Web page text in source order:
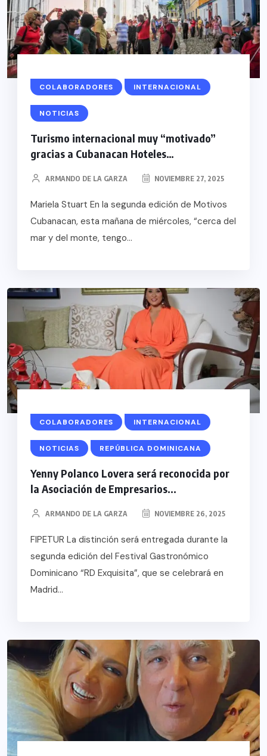
COLABORADORES INTERNACIONAL
NOTICIAS
Turismo internacional muy “motivado”
gracias a Cubanacan Hoteles…
ARMANDO DE LA GARZA NOVIEMBRE 27, 2025
Mariela Stuart En la segunda edición de Motivos
Cubanacan, esta mañana de miércoles, “cerca del
mar y del monte, tengo...
COLABORADORES INTERNACIONAL
NOTICIAS REPÚBLICA DOMINICANA
Yenny Polanco Lovera será reconocida por
la Asociación de Empresarios...
ARMANDO DE LA GARZA NOVIEMBRE 26, 2025
FIPETUR La distinción será entregada durante la
segunda edición del Festival Gastronómico
Dominicano “RD Exquisita”, que se celebrará en
Madrid...